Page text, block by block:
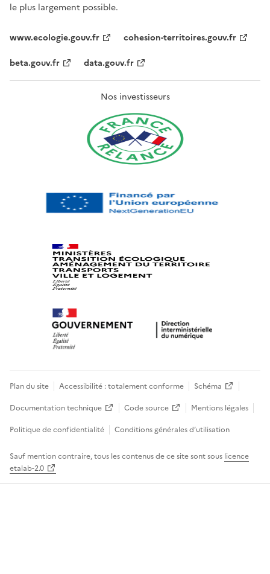
le plus largement possible.
www.ecologie.gouv.fr
cohesion-territoires.gouv.fr
beta.gouv.fr
data.gouv.fr
Nos investisseurs
Plan du site Accessibilité : totalement conforme
Schéma
Documentation technique
Code source
Mentions légales
Politique de confidentialité
Conditions générales d’utilisation
Sauf mention contraire, tous les contenus de ce site sont sous licence
etalab-2.0